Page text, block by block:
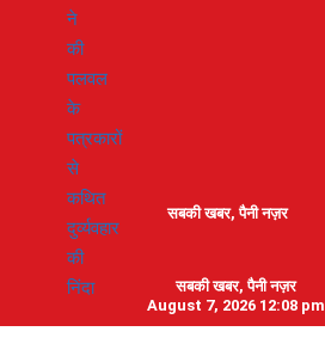
ने
की
पलवल
के
पत्रकारों
से
कथित
दुर्व्यवहार
की
निंदा
सबकी खबर, पैनी नज़र
सबकी खबर, पैनी नज़र
August 7, 2026 12:08 pm